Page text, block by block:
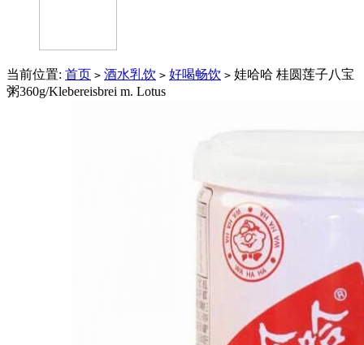
当前位置: 首页 > 酒水乳饮 > 好喝畅饮 > 娃哈哈 桂圆莲子八宝
粥360g/Klebereisbrei m. Lotus